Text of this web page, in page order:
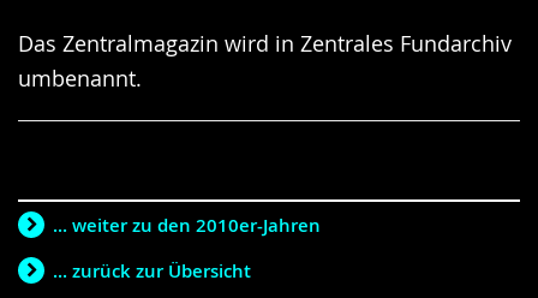
Das Zentralmagazin wird in Zentrales Fundarchiv
umbenannt.
... weiter zu den 2010er-Jahren
... zurück zur Übersicht